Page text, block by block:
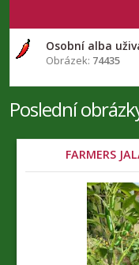
Osobní alba
Obrázek: 74435
Poslední
FARMERS